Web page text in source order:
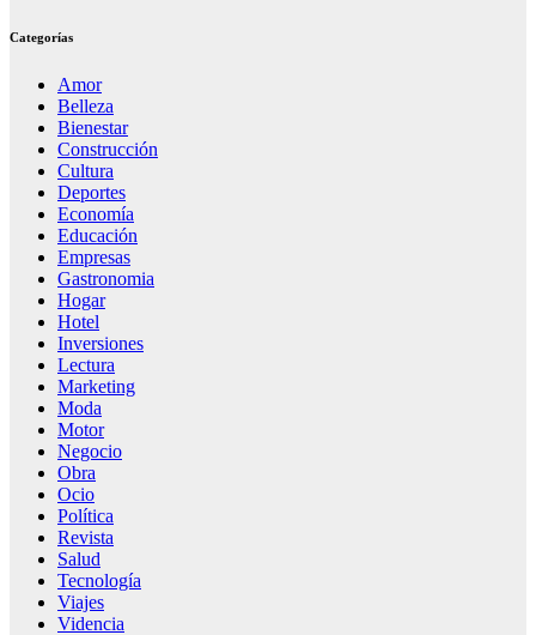
Categorías
Amor
Belleza
Bienestar
Construcción
Cultura
Deportes
Economía
Educación
Empresas
Gastronomia
Hogar
Hotel
Inversiones
Lectura
Marketing
Moda
Motor
Negocio
Obra
Ocio
Política
Revista
Salud
Tecnología
Viajes
Videncia